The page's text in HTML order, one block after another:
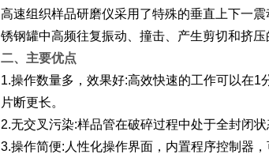
高速组织样品研磨仪采用了特殊的垂直上下一
锈钢罐中高频往复振动、撞击、产生剪切和挤压
二、主要优点
1.操作数量多，效果好:高效快速的工作可以在
片断更长。
2.无交叉污染:样品管在破碎过程中处于全封闭
3.操作简便:人性化操作界面，内置程序控制器